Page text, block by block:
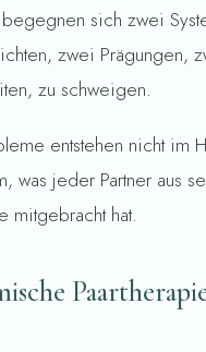
sich zwei
zwei Prägungen,
zu schweigen.
entstehen nicht im
was jeder Partner aus
mitgebracht hat.